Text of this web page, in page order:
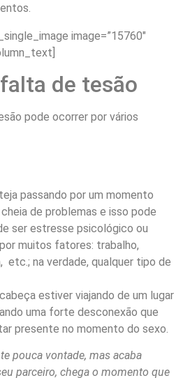
image=”15760″
de tesão
pode ocorrer por vários
passando por um momento
de problemas e isso pode
ser estresse psicológico ou
muitos fatores: trabalho,
etc.; na verdade, qualquer tipo de
estiver viajando de um lugar
uma forte desconexão que
presente no momento do sexo.
pouca vontade, mas acaba
parceiro, chega o momento que